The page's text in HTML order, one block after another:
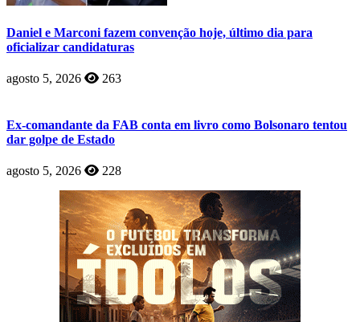
Daniel e Marconi fazem convenção hoje, último dia para
oficializar candidaturas
agosto 5, 2026 263
Ex-comandante da FAB conta em livro como Bolsonaro tentou
dar golpe de Estado
agosto 5, 2026 228